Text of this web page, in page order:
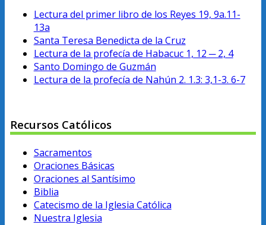
Lectura del primer libro de los Reyes 19, 9a.11-
13a
Santa Teresa Benedicta de la Cruz
Lectura de la profecía de Habacuc 1, 12 ─ 2, 4
Santo Domingo de Guzmán
Lectura de la profecía de Nahún 2. 1.3: 3,1-3. 6-7
Recursos Católicos
Sacramentos
Oraciones Básicas
Oraciones al Santísimo
Biblia
Catecismo de la Iglesia Católica
Nuestra Iglesia